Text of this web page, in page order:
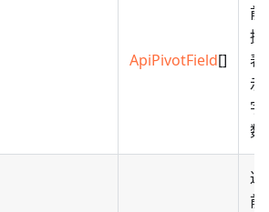
ApiPivotField[]
前
据
表
示
字
数
返
前